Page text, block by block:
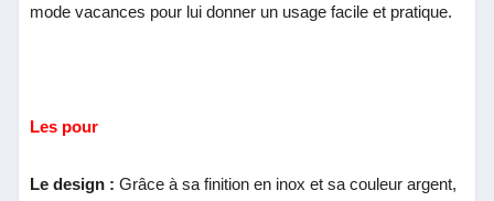
mode vacances pour lui donner un usage facile et pratique.
Les pour
Le design : Grâce à sa finition en inox et sa couleur argent,